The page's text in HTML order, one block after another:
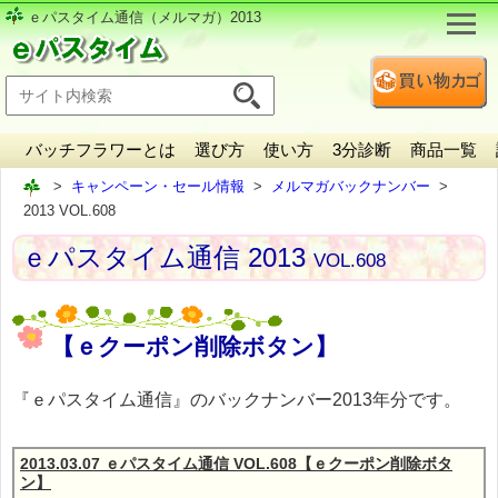
ｅパスタイム通信（メルマガ）2013
バッチフラワーとは 選び方 使い方 3分診断 商品一覧
キャンペーン・セール情報
メルマガバックナンバー
2013 VOL.608
ｅパスタイム通信 2013VOL.608
【ｅクーポン削除ボタン】
『ｅパスタイム通信』のバックナンバー2013年分です。
2013.03.07 ｅパスタイム通信 VOL.608【ｅクーポン削除ボタ
ン】